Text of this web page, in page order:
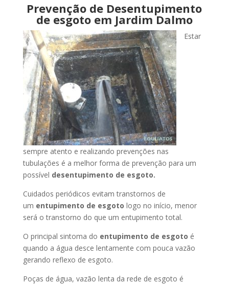
Prevenção de Desentupimento
de esgoto em Jardim Dalmo
Estar
sempre atento e realizando prevenções nas
tubulações é a melhor forma de prevenção para um
possível desentupimento de esgoto.
Cuidados periódicos evitam transtornos de
um entupimento de esgoto logo no início, menor
será o transtorno do que um entupimento total.
O principal sintoma do entupimento de esgoto é
quando a água desce lentamente com pouca vazão
gerando reflexo de esgoto.
Poças de água, vazão lenta da rede de esgoto é